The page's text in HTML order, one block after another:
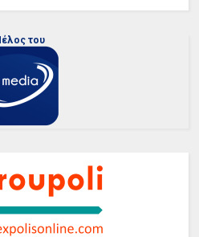
του